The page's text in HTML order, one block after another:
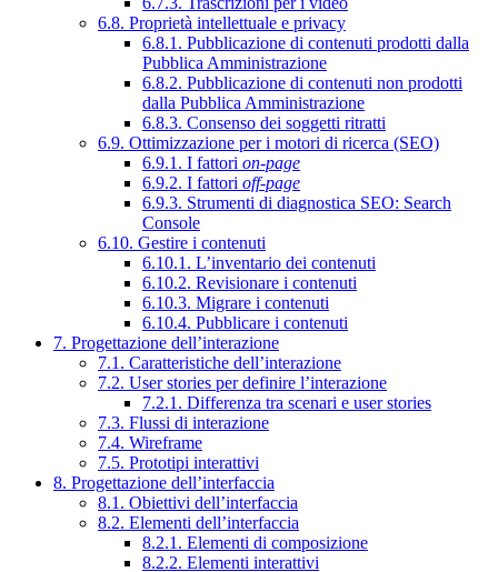
6.8. Proprietà intellettuale e privacy
6.8.1. Pubblicazione di contenuti prodotti dalla
Pubblica Amministrazione
6.8.2. Pubblicazione di contenuti non prodotti
dalla Pubblica Amministrazione
6.8.3. Consenso dei soggetti ritratti
6.9. Ottimizzazione per i motori di ricerca (SEO)
6.9.1. I fattori on-page
6.9.2. I fattori off-page
6.9.3. Strumenti di diagnostica SEO: Search
Console
6.10. Gestire i contenuti
6.10.1. L’inventario dei contenuti
6.10.2. Revisionare i contenuti
6.10.3. Migrare i contenuti
6.10.4. Pubblicare i contenuti
7. Progettazione dell’interazione
7.1. Caratteristiche dell’interazione
7.2. User stories per definire l’interazione
7.2.1. Differenza tra scenari e user stories
7.3. Flussi di interazione
7.4. Wireframe
7.5. Prototipi interattivi
8. Progettazione dell’interfaccia
8.1. Obiettivi dell’interfaccia
8.2. Elementi dell’interfaccia
8.2.1. Elementi di composizione
8.2.2. Elementi interattivi